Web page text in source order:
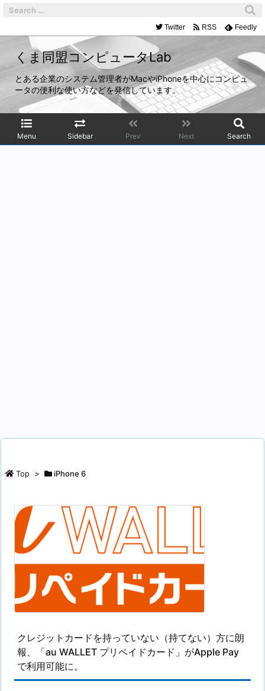
くま同盟コンピュータLab
とある企業のシステム管理者がMacやiPhoneを中心にコンピュ
ータの便利な使い方などを発信しています。
Menu Sidebar Prev Next Search
Twitter RSS Feedly
Top > iPhone 6
クレジットカードを持っていない（持てない）方に朗
報、「au WALLET プリペイドカード」がApple Pay
で利用可能に。